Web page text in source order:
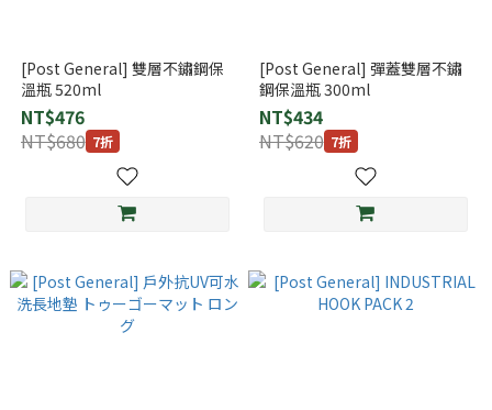
[Post General] 雙層不鏽鋼保
溫瓶 520ml
NT$476
NT$680 7折
[Post General] 彈蓋雙層不鏽
鋼保溫瓶 300ml
NT$434
NT$620 7折